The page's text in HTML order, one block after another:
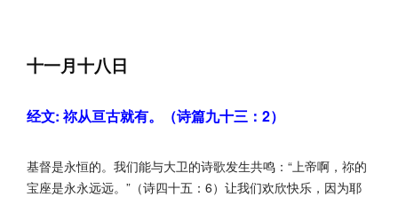
十一月十八日
经文: 祢从亘古就有。（诗篇九十三：2）
基督是永恒的。我们能与大卫的诗歌发生共鸣：“上帝啊，祢的
宝座是永永远远。”（诗四十五：6）让我们欢欣快乐，因为耶